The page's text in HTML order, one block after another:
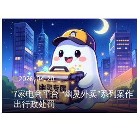
2026-04-20
7家电商平台 “幽灵外卖”系列案作
出行政处罚